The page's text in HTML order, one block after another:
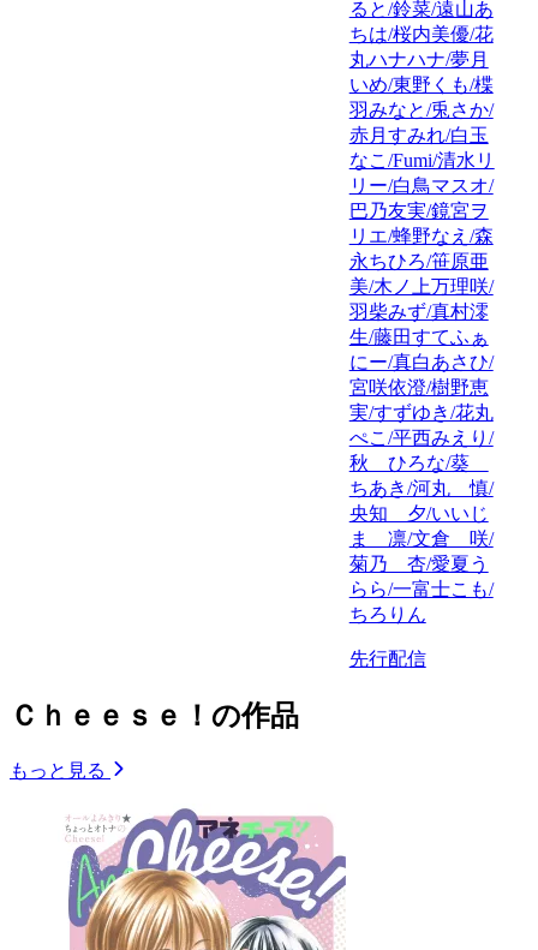
ると/鈴菜/遠山あ
ちは/桜内美優/花
丸ハナハナ/夢月
いめ/東野くも/楪
羽みなと/兎さか/
赤月すみれ/白玉
なこ/Fumi/清水リ
リー/白鳥マスオ/
巴乃友実/鏡宮ヲ
リエ/蜂野なえ/森
永ちひろ/笹原亜
美/木ノ上万理咲/
羽柴みず/真村澪
生/藤田すてふぁ
にー/真白あさひ/
宮咲依澄/樹野恵
実/すずゆき/花丸
ぺこ/平西みえり/
秋 ひろな/葵
ちあき/河丸 慎/
央知 夕/いいじ
ま 凛/文倉 咲/
菊乃 杏/愛夏う
らら/一富士こも/
ちろりん
先行配信
Ｃｈｅｅｓｅ！の作品
もっと見る